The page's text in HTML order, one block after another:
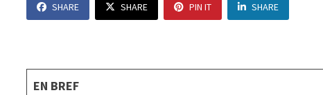
SHARE SHARE PIN IT SHARE
EN BREF